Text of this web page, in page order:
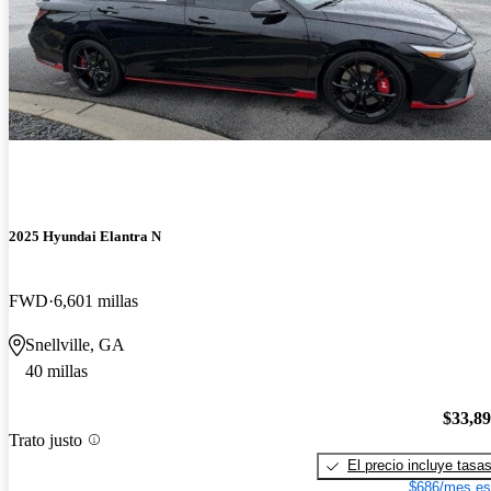
2025 Hyundai Elantra N
FWD 6,601 millas
Snellville, GA
40 millas
Trato justo
El precio incluye tasas
$686/mes